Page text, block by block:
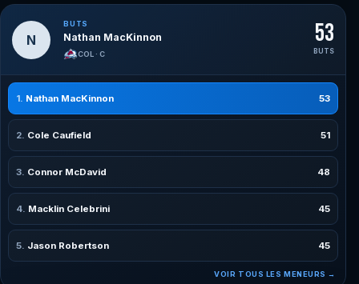
N
BUTS
Nathan MacKinnon
COL · C
53
BUTS
Nathan MacKinnon 53
Cole Caufield 51
Connor McDavid 48
Macklin Celebrini 45
Jason Robertson 45
VOIR TOUS LES MENEURS →